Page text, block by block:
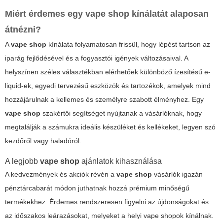
Miért érdemes egy vape shop kínálatát alaposan
átnézni?
Avape shop kínálata folyamatosan frissül, hogy lépést tartson az
iparág fejlődésével és a fogyasztói igények változásaival. A
helyszínen széles választékban elérhetőek különböző ízesítésű e-
liquid-ek, egyedi tervezésű eszközök és tartozékok, amelyek mind
hozzájárulnak a kellemes és személyre szabott élményhez. Egy
vape shop szakértői segítséget nyújtanak a vásárlóknak, hogy
megtalálják a számukra ideális készüléket és kellékeket, legyen szó
kezdőről vagy haladóról.
A legjobb vape shop ajánlatok kihasználása
A kedvezmények és akciók révén a vape shop vásárlók igazán
pénztárcabarát módon juthatnak hozzá prémium minőségű
termékekhez. Érdemes rendszeresen figyelni az újdonságokat és
az időszakos leárazásokat, melyeket a helyi vape shopok kínálnak.